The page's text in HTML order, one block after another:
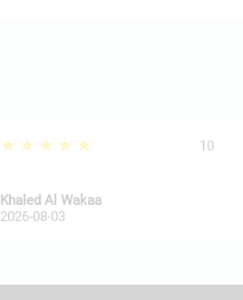
★★★★★ 10
Khaled Al Wakaa
2026-08-03